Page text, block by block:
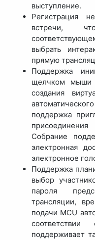
выступление.
Регистрация
встречи,
выбрать
прямую
Поддержка
щелчком мыши
создания
поддержка
Собрание
электронная
электронное
Поддержка
выбор
пароля
трансляции,
подачи MCU
поддерживает